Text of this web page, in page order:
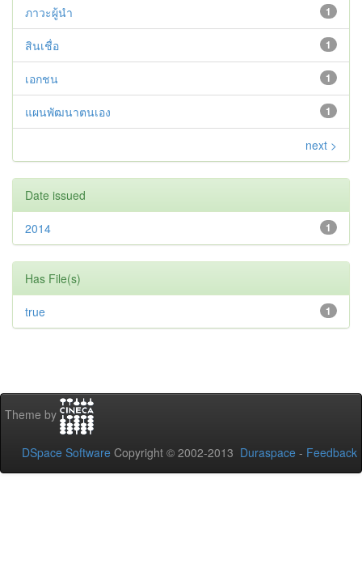
1
ภาวะผู้นำ
1
สินเชื่อ
1
เอกชน
1
แผนพัฒนาตนเอง
next >
Date issued
1
2014
Has File(s)
1
true
Theme by
DSpace Software Copyright © 2002-2013 Duraspace - Feedback